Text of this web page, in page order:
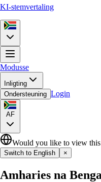
KI-stemvertaling
Modusse
Inligting
Ondersteuning Login
AF
Would you like to view
Switch to English ×
Amharies na